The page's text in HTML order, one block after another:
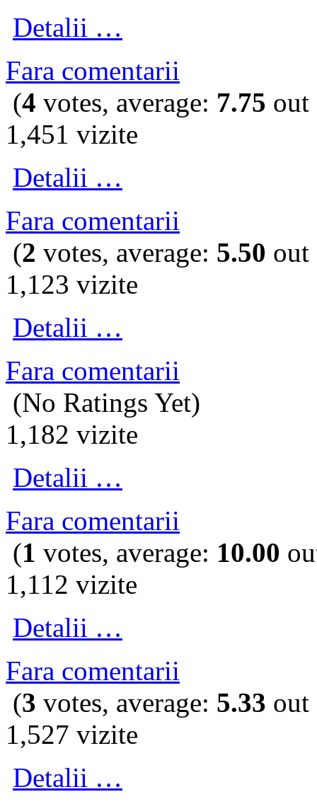
Detalii …
Fara comentarii
(4 votes, average: 7.75 out
1,451 vizite
Detalii …
Fara comentarii
(2 votes, average: 5.50 out
1,123 vizite
Detalii …
Fara comentarii
(No Ratings Yet)
1,182 vizite
Detalii …
Fara comentarii
(1 votes, average: 10.00
1,112 vizite
Detalii …
Fara comentarii
(3 votes, average: 5.33 out
1,527 vizite
Detalii …